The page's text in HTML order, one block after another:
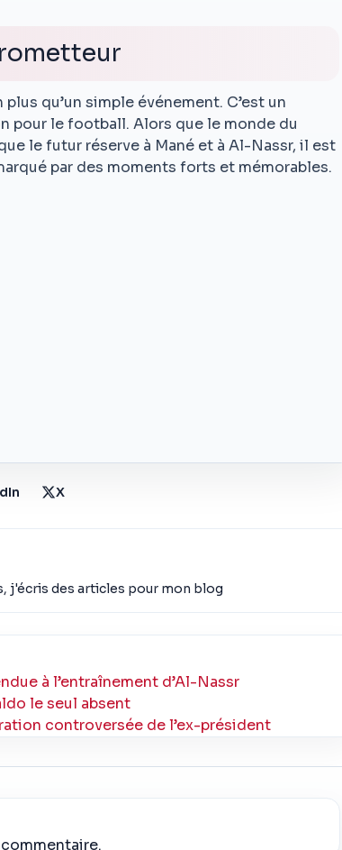
qu’un simple événement. C’est un
pour le football. Alors que le monde du
le futur réserve à Mané et à Al-Nassr, il est
par des moments forts et mémorables.
X
j'écris des articles pour mon blog
à l’entraînement d’Al-Nassr
le seul absent
controversée de l’ex-président